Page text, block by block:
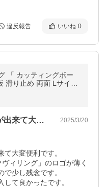
違反報告 いいね 0
「 カッティングボー
止め 両面 Lサイズ
ケルス
両面使えるため、使い分けが出来て大変便… 2025/3/20
大変便利です。
ィリング」のロゴが薄く
少し残念です。
て良かったです。